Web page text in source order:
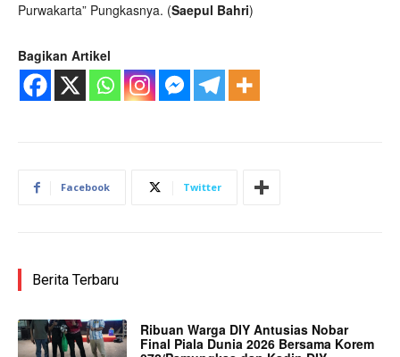
Purwakarta” Pungkasnya. (Saepul Bahri)
Bagikan Artikel
Facebook Twitter
Berita Terbaru
Ribuan Warga DIY Antusias Nobar
Final Piala Dunia 2026 Bersama Korem